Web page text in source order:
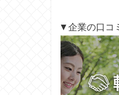
▼企業の口コ